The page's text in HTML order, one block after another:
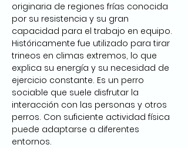
originaria de regiones frías conocida
por su resistencia y su gran
capacidad para el trabajo en equipo.
Históricamente fue utilizado para tirar
trineos en climas extremos, lo que
explica su energía y su necesidad de
ejercicio constante. Es un perro
sociable que suele disfrutar la
interacción con las personas y otros
perros. Con suficiente actividad física
puede adaptarse a diferentes
entornos.